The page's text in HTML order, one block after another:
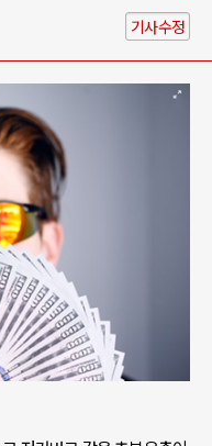
기사수정